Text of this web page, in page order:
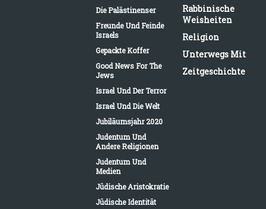
Die Palästinenser
Freunde Und Feinde
Israels
Gepackte Koffer
Good News For The
Jews
Israel Und Der Terror
Israel Und Die Welt
Jubiläumsjahr 2020
Judentum Und
Andere Religionen
Judentum Und
Medien
Jüdische Aristokratie
Jüdische Identität
Rabbinische
Weisheiten
Religion
Unterwegs Mit
Zeitgeschichte